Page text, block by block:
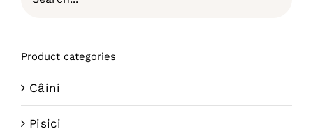
Product categories
Câini
Pisici